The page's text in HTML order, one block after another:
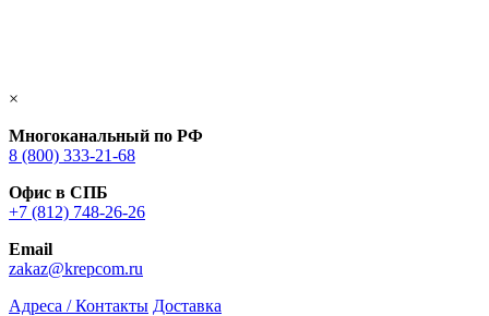
×
Многоканальный по РФ
8 (800) 333‑21-68
Офис в СПБ
+7 (812) 748‑26-26
Email
zakaz@krepcom.ru
Адреса / Контакты Доставка